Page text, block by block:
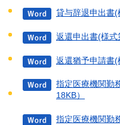
貸与辞退申出書(
返還申出書(様式
返還猶予申請書(
指定医療機関勤
18KB）
指定医療機関勤